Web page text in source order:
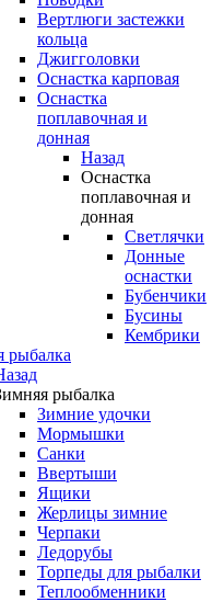
Вертлюги застежки
кольца
Джигголовки
Оснастка карповая
Оснастка
поплавочная и
донная
Назад
Оснастка
поплавочная и
донная
Светлячки
Донные
оснастки
Бубенчики
Бусины
Кембрики
рыбалка
рыбалка
Зимние удочки
Мормышки
Санки
Ввертыши
Ящики
Жерлицы зимние
Черпаки
Ледорубы
Торпеды для рыбалки
Теплообменники